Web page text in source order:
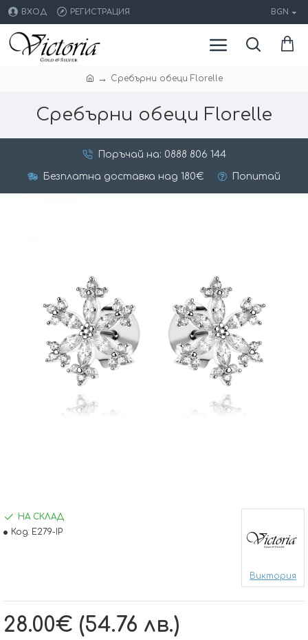
ВХОД РЕГИСТРАЦИЯ BGN
Сребърни обеци Florelle
Сребърни обеци Florelle
Поръчай на: 0888 806 144
Безплатна доставка над 180€ Попитай
28.00€ (54.76 лв.)
НА СКЛАД
Код: E279-IP
Виктория